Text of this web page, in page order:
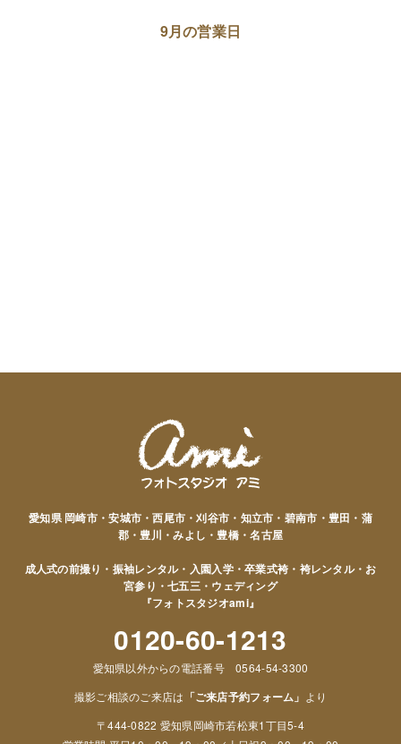
9月の営業日
愛知県 岡崎市・安城市・西尾市・刈谷市・知立市・碧南市・豊田・蒲
郡・豊川・みよし・豊橋・名古屋
成人式の前撮り・振袖レンタル・入園入学・卒業式袴・袴レンタル・お
宮参り・七五三・ウェディング
『フォトスタジオami』
0120-60-1213
愛知県以外からの電話番号 0564-54-3300
撮影ご相談のご来店は 「ご来店予約フォーム」 より
〒444-0822 愛知県岡崎市若松東1丁目5-4